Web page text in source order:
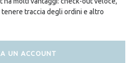
traccia degli ordini e altro
UN ACCOUNT